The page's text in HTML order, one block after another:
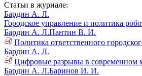
Статьи в журнале:
Бардин А. Л.
Городское управление и политика
Бардин А. Л.Пантин В. И.
Политика ответственного
Бардин А. Л.
Цифровые разрывы в современном
Бардин А. Л.Баринов И. И.